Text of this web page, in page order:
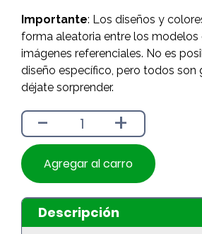
Importante: Los diseños y
forma aleatoria entre los modelos
imágenes referenciales. No es
diseño específico, pero todos son
déjate sorprender.
- +
Agregar al carro
Descripción